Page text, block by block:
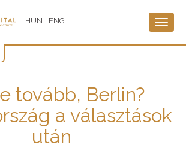
HUN ENG
tovább, Berlin?
a választások
után